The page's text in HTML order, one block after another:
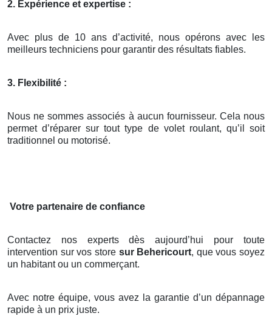
2. Expérience et expertise :
Avec plus de 10 ans d’activité, nous opérons avec les
meilleurs techniciens pour garantir des résultats fiables.
3. Flexibilité :
Nous ne sommes associés à aucun fournisseur. Cela nous
permet d’réparer sur tout type de volet roulant, qu’il soit
traditionnel ou motorisé.
Votre partenaire de confiance
Contactez nos experts dès aujourd’hui pour toute
intervention sur vos store sur Behericourt, que vous soyez
un habitant ou un commerçant.
Avec notre équipe, vous avez la garantie d’un dépannage
rapide à un prix juste.